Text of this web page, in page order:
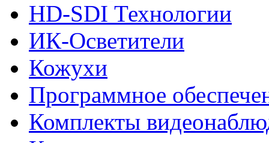
HD-SDI Технологии
ИК-Осветители
Кожухи
Программное
Комплекты